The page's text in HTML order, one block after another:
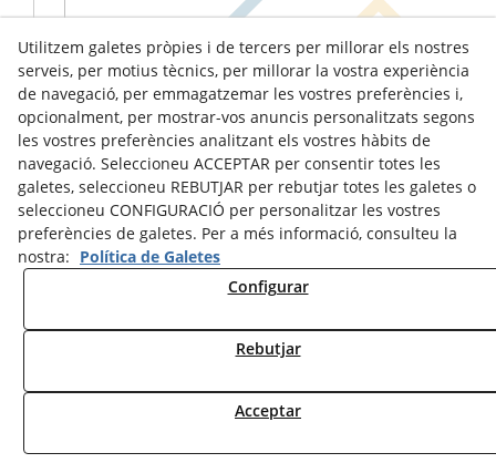
Utilitzem galetes pròpies i de tercers per millorar els nostres
serveis, per motius tècnics, per millorar la vostra experiència
de navegació, per emmagatzemar les vostres preferències i,
opcionalment, per mostrar-vos anuncis personalitzats segons
les vostres preferències analitzant els vostres hàbits de
navegació. Seleccioneu ACCEPTAR per consentir totes les
galetes, seleccioneu REBUTJAR per rebutjar totes les galetes o
seleccioneu CONFIGURACIÓ per personalitzar les vostres
preferències de galetes. Per a més informació, consulteu la
nostra: Política de Galetes
Configurar
Rebutjar
Acceptar